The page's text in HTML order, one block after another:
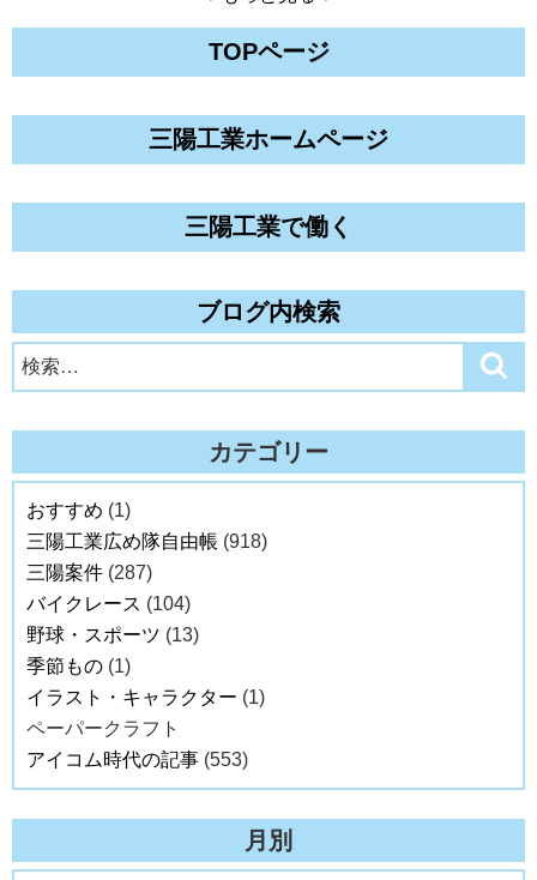
TOPページ
三陽工業ホームページ
三陽工業で働く
ブログ内検索
検
索:
カテゴリー
おすすめ (1)
三陽工業広め隊自由帳 (918)
三陽案件 (287)
バイクレース (104)
野球・スポーツ (13)
季節もの (1)
イラスト・キャラクター (1)
ペーパークラフト
アイコム時代の記事 (553)
月別